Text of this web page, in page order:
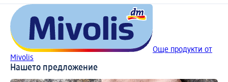
Още продукти от
Mivolis
Нашето предложение